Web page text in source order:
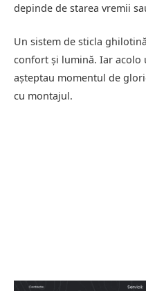
depinde de starea vremii
Un sistem de sticla
confort și lumină. Iar acolo
așteptau momentul de
cu montajul.